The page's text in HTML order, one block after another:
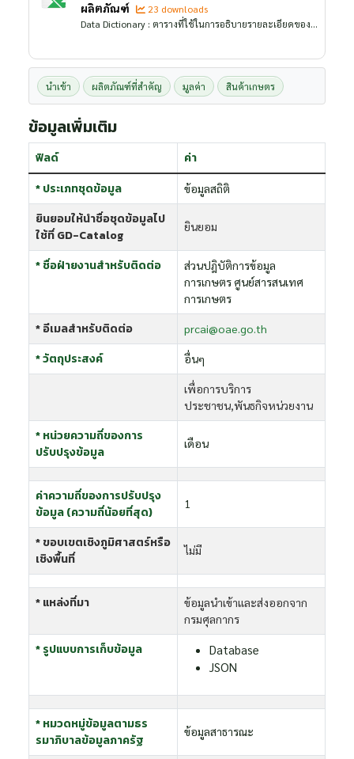
ผลิตภัณฑ์
23 downloads
Data Dictionary : ตารางที่ใช้ในการอธิบายรายละเอียดของข้อมูลในชุดข้อมูลมูลค่าการนำเข้าสินค้าเกษตรและผลิตภัณฑ์
นำเข้า ผลิตภัณฑ์ที่สำคัญ มูลค่า สินค้าเกษตร
ข้อมูลเพิ่มเติม
ฟิลด์
ค่า
* ประเภทชุดข้อมูล
ข้อมูลสถิติ
ยินยอมให้นำชื่อชุดข้อมูลไป
ใช้ที่ GD-Catalog
ยินยอม
* ชื่อฝ่ายงานสำหรับติดต่อ
ส่วนปฎิบัติการข้อมูล
การเกษตร ศูนย์สารสนเทศ
การเกษตร
* อีเมลสำหรับติดต่อ prcai@oae.go.th
* วัตถุประสงค์ อื่นๆ
เพื่อการบริการ
ประชาชน,พันธกิจหน่วยงาน
* หน่วยความถี่ของการ
ปรับปรุงข้อมูล
เดือน
ค่าความถี่ของการปรับปรุง
ข้อมูล (ความถี่น้อยที่สุด)
1
* ขอบเขตเชิงภูมิศาสตร์หรือ
เชิงพื้นที่
ไม่มี
* แหล่งที่มา
ข้อมูลนำเข้าและส่งออกจาก
กรมศุลกากร
* รูปแบบการเก็บข้อมูล
Database
JSON
* หมวดหมู่ข้อมูลตามธร
รมาภิบาลข้อมูลภาครัฐ
ข้อมูลสาธารณะ